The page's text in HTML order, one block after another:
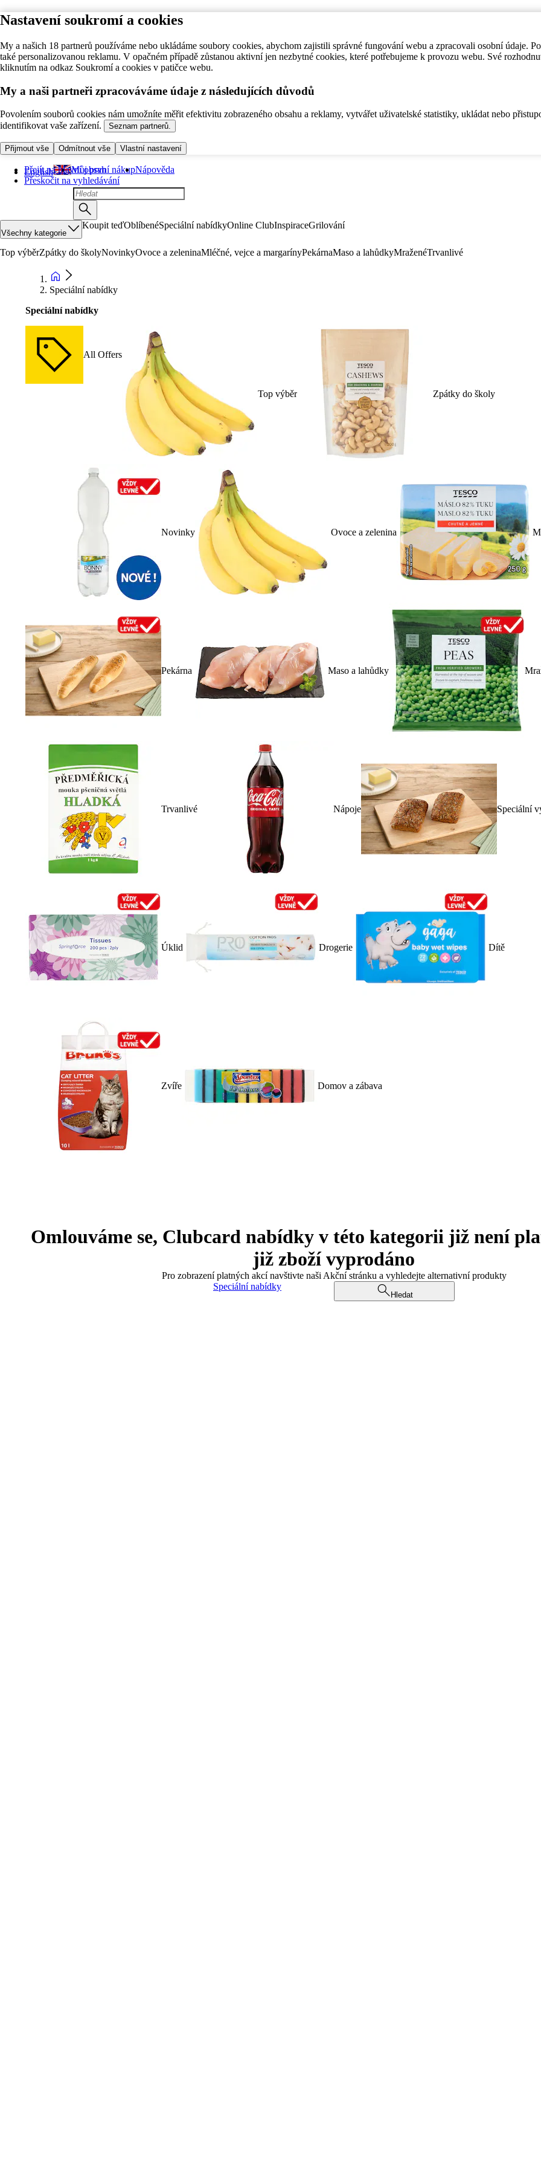
Nastavení soukromí a cookies
My a našich 18 partnerů používáme nebo ukládáme soubory cookies, abychom zajistili správné fungování webu a zpracovali osobní údaje.
také personalizovanou reklamu. V opačném případě zůstanou aktivní jen nezbytné cookies, které potřebujeme k provozu webu. Své
kliknutím na odkaz Soukromí a cookies v patičce webu.
My a naši partneři zpracováváme údaje z následujících důvodů
Povolením souborů cookies nám umožníte měřit efektivitu zobrazeného obsahu a reklamy, vytvářet uživatelské statistiky, ukládat nebo
identifikovat vaše zařízení.
Seznam partnerů.
Přijmout vše Odmítnout vše Vlastní nastavení
Přejít na hlavní obsah
Přeskočit na vyhledávání
English Můj první nákupNápověda
Všechny kategorie
Koupit teďOblíbenéSpeciální nabídkyOnline ClubInspiraceGrilování
Top výběrZpátky do školyNovinkyOvoce a zeleninaMléčné, vejce a margarínyPekárnaMaso a lahůdkyMraženéTrvanlivé
Speciální nabídky
Speciální nabídky
All Offers
Top výběr Zpátky do školy
Novinky Ovoce a zelenina
Pekárna Maso a lahůdky
Trvanlivé Nápoje Speciální
Úklid Drogerie Dítě
Zvíře Domov a zábava
Omlouváme se, Clubcard nabídky v této kategorii již není
již zboží vyprodáno
Pro zobrazení platných akcí navštivte naši Akční stránku a vyhledejte alternativní produkty
Speciální nabídky
Hledat